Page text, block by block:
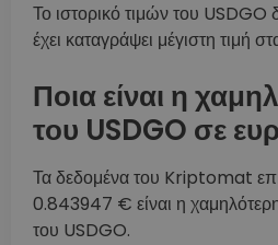
Το ιστορικό τιμών του USDGO
έχει καταγράψει μέγιστη τιμή
Ποια είναι η
του USDGO σε
Τα δεδομένα του Kriptomat
0.843947 € είναι η
του USDGO.